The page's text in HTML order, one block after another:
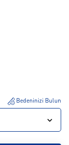
Bedeninizi Bulun